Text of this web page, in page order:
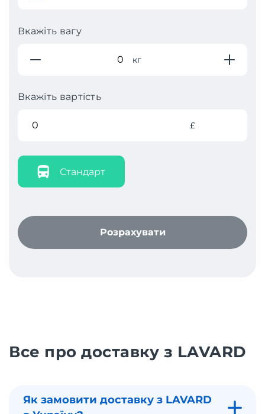
Вкажіть вагу
кг
Вкажіть вартість
£
Стандарт
Розрахувати
Все про доставку з LAVARD
Як замовити доставку з LAVARD